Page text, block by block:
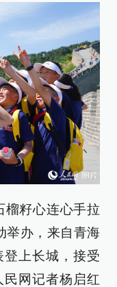
榴籽心连心手拉
举办，来自青海
上长城，接受
网记者杨启红